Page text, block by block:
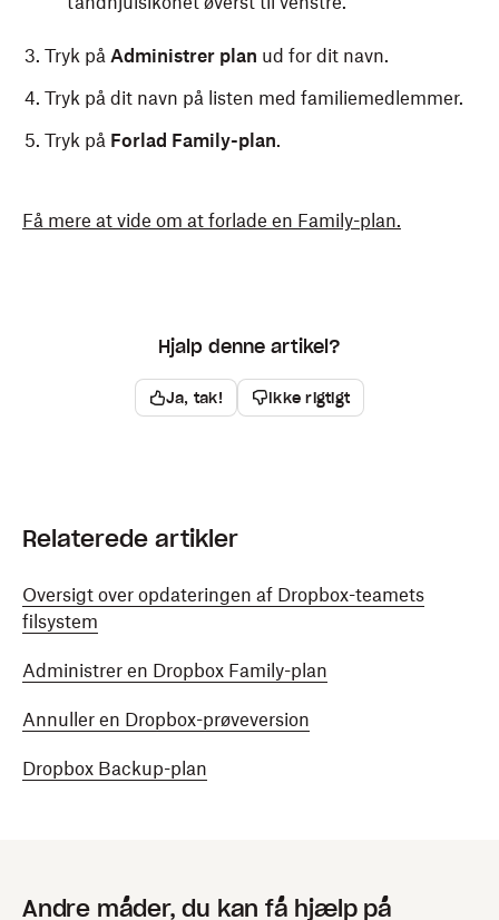
Tryk på Administrer plan ud for dit navn.
Tryk på dit navn på listen med familiemedlemmer.
Tryk på Forlad Family-plan.
Få mere at vide om at forlade en Family-plan.
Hjalp denne artikel?
Ja, tak! Ikke rigtigt
Relaterede artikler
Oversigt over opdateringen af Dropbox-teamets
filsystem
Administrer en Dropbox Family-plan
Annuller en Dropbox-prøveversion
Dropbox Backup-plan
Andre måder, du kan få hjælp på